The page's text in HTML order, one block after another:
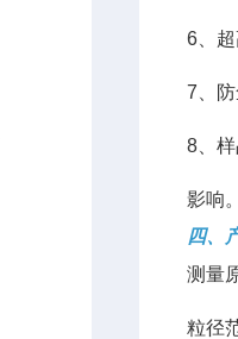
6、
7、
8、
影响
四、
测量
粒径